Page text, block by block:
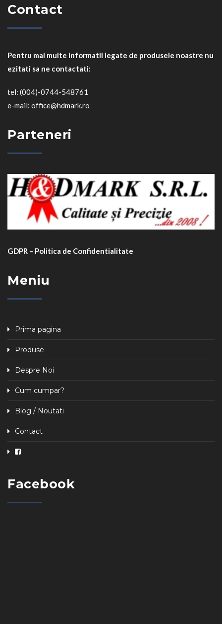
Contact
Pentru mai multe informatii legate de produsele noastre nu
ezitati sa ne contactati:
tel: (004)-0744-548761
e-mail: office@hdmark.ro
Parteneri
GDPR – Politica de Confidentialitate
Meniu
Prima pagina
Produse
Despre Noi
Cum cumpar?
Blog / Noutati
Contact
Facebook